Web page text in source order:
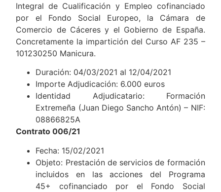
Integral de Cualificación y Empleo cofinanciado
por el Fondo Social Europeo, la Cámara de
Comercio de Cáceres y el Gobierno de España.
Concretamente la impartición del Curso AF 235 –
101230250 Manicura.
Duración: 04/03/2021 al 12/04/2021
Importe Adjudicación: 6.000 euros
Identidad Adjudicatario: Formación
Extremeña (Juan Diego Sancho Antón) – NIF:
08866825A
Contrato 006/21
Fecha: 15/02/2021
Objeto: Prestación de servicios de formación
incluidos en las acciones del Programa
45+ cofinanciado por el Fondo Social